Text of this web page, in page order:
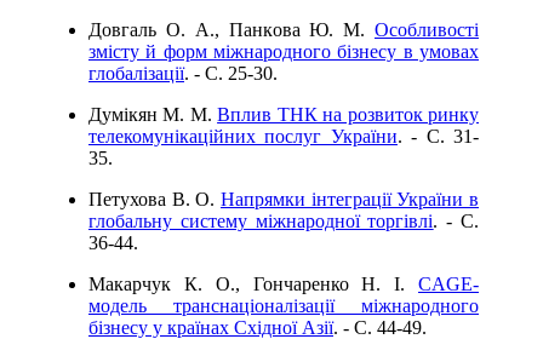
Довгаль О. А., Панкoва Ю. М. Особливості
змісту й форм міжнародного бізнесу в умовах
глобалізації. - C. 25-30.
Думікян М. М.Вплив ТНК на розвиток ринку
телекомунікаційних послуг України. - C. 31-
35.
Петухова В. О. Напрямки інтеграції України в
глобальну систему міжнародної торгівлі. - C.
36-44.
Макарчук К. О., Гончаренко Н. І. СAGE-
модель транснаціоналізації міжнародного
бізнесу у країнах Східної Азії. - C. 44-49.